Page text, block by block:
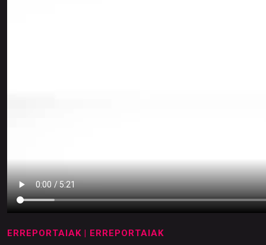
ERREPORTAIAK | ERREPORTAIAK